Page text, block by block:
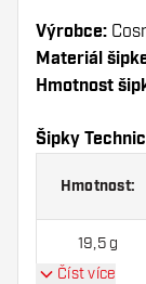
Výrobce:
Materiál
Hmotnost
Šipky
Hmotnost:
19,5 g
Číst více